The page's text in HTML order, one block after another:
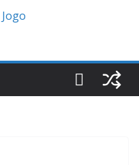
DA SUPER LIGA
TOQUE